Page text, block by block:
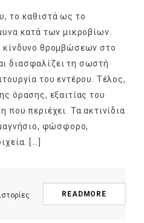
το καθιστά ως το
κατά των μικροβίων.
κίνδυνο θρομβώσεων στο
διασφαλίζει τη σωστή
του εντέρου. Τέλος,
όρασης, εξαιτίας του
που περιέχει. Τα ακτινίδια
φώσφορο,
[…]
READMORE